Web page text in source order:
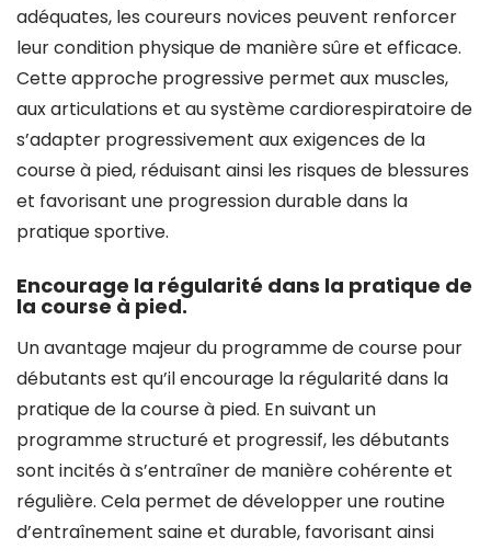
adéquates, les coureurs novices peuvent renforcer
leur condition physique de manière sûre et efficace.
Cette approche progressive permet aux muscles,
aux articulations et au système cardiorespiratoire de
s’adapter progressivement aux exigences de la
course à pied, réduisant ainsi les risques de blessures
et favorisant une progression durable dans la
pratique sportive.
Encourage la régularité dans la pratique de
la course à pied.
Un avantage majeur du programme de course pour
débutants est qu’il encourage la régularité dans la
pratique de la course à pied. En suivant un
programme structuré et progressif, les débutants
sont incités à s’entraîner de manière cohérente et
régulière. Cela permet de développer une routine
d’entraînement saine et durable, favorisant ainsi